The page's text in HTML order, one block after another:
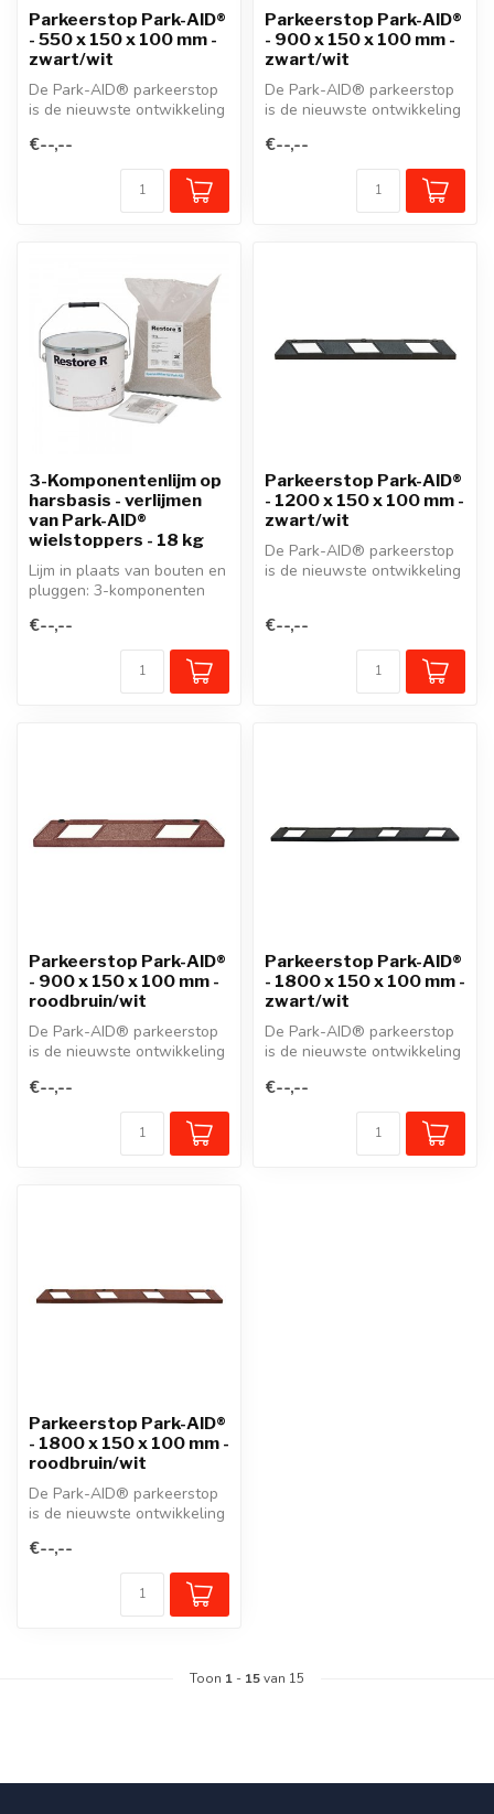
Parkeerstop Park-AID®
- 550 x 150 x 100 mm -
zwart/wit
De Park-AID® parkeerstop
is de nieuwste ontwikkeling
wielstop...
€--,--
Parkeerstop Park-AID®
- 900 x 150 x 100 mm -
zwart/wit
De Park-AID® parkeerstop
is de nieuwste ontwikkeling
wielstop...
€--,--
3-Komponentenlijm op
harsbasis - verlijmen
van Park-AID®
wielstoppers - 18 kg
Lijm in plaats van bouten en
pluggen: 3-komponenten
r...
€--,--
Parkeerstop Park-AID®
- 1200 x 150 x 100 mm -
zwart/wit
De Park-AID® parkeerstop
is de nieuwste ontwikkeling
€--,--
Parkeerstop Park-AID®
- 900 x 150 x 100 mm -
roodbruin/wit
De Park-AID® parkeerstop
is de nieuwste ontwikkeling
wielstop...
€--,--
Parkeerstop Park-AID®
- 1800 x 150 x 100 mm -
zwart/wit
De Park-AID® parkeerstop
is de nieuwste ontwikkeling
wielstop...
€--,--
Parkeerstop Park-AID®
- 1800 x 150 x 100 mm -
roodbruin/wit
De Park-AID® parkeerstop
is de nieuwste ontwikkeling
wielstop...
€--,--
Toon 1 - 15van 15